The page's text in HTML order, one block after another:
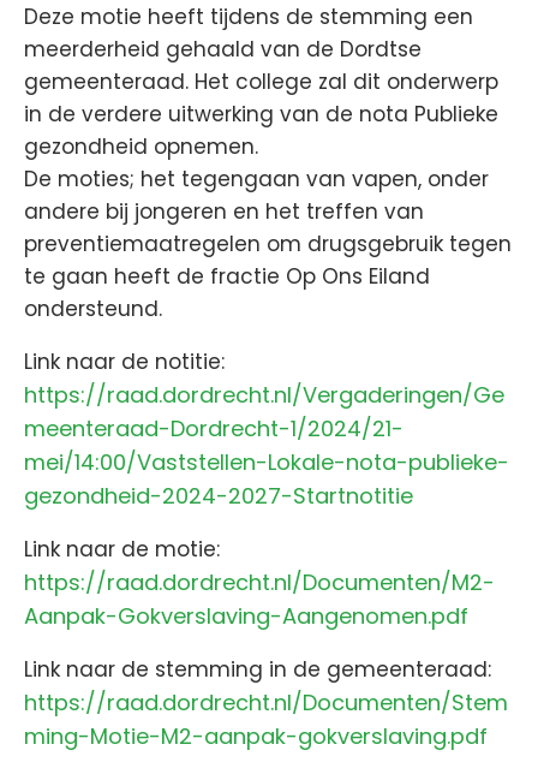
Deze motie heeft tijdens de stemming een
meerderheid gehaald van de Dordtse
gemeenteraad. Het college zal dit onderwerp
in de verdere uitwerking van de nota Publieke
gezondheid opnemen.
De moties; het tegengaan van vapen, onder
andere bij jongeren en het treffen van
preventiemaatregelen om drugsgebruik tegen
te gaan heeft de fractie Op Ons Eiland
ondersteund.
Link naar de notitie:
https://raad.dordrecht.nl/Vergaderingen/Ge
meenteraad-Dordrecht-1/2024/21-
mei/14:00/Vaststellen-Lokale-nota-publieke-
gezondheid-2024-2027-Startnotitie
Link naar de motie:
https://raad.dordrecht.nl/Documenten/M2-
Aanpak-Gokverslaving-Aangenomen.pdf
Link naar de stemming in de gemeenteraad:
https://raad.dordrecht.nl/Documenten/Stem
ming-Motie-M2-aanpak-gokverslaving.pdf